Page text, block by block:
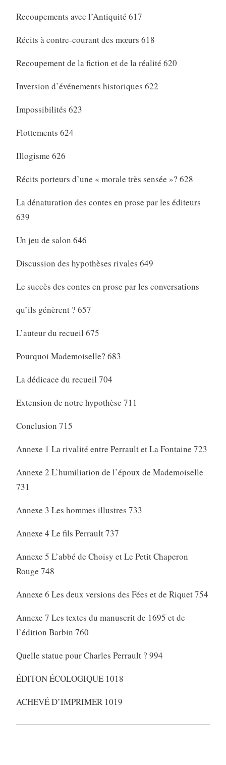
Recoupements avec l’Antiquité 617
Récits à contre-courant des mœurs 618
Recoupement de la fiction et de la réalité 620
Inversion d’événements historiques 622
Impossibilités 623
Flottements 624
Illogisme 626
Récits porteurs d’une « morale très sensée »? 628
La dénaturation des contes en prose par les éditeurs
639
Un jeu de salon 646
Discussion des hypothèses rivales 649
Le succès des contes en prose par les conversations
qu’ils génèrent ? 657
L’auteur du recueil 675
Pourquoi Mademoiselle? 683
La dédicace du recueil 704
Extension de notre hypothèse 711
Conclusion 715
Annexe 1 La rivalité entre Perrault et La Fontaine 723
Annexe 2 L’humiliation de l’époux de Mademoiselle
731
Annexe 3 Les hommes illustres 733
Annexe 4 Le fils Perrault 737
Annexe 5 L’abbé de Choisy et Le Petit Chaperon
Rouge 748
Annexe 6 Les deux versions des Fées et de Riquet 754
Annexe 7 Les textes du manuscrit de 1695 et de
l’édition Barbin 760
Quelle statue pour Charles Perrault ? 994
ÉDITON ÉCOLOGIQUE 1018
ACHEVÉ D’IMPRIMER 1019